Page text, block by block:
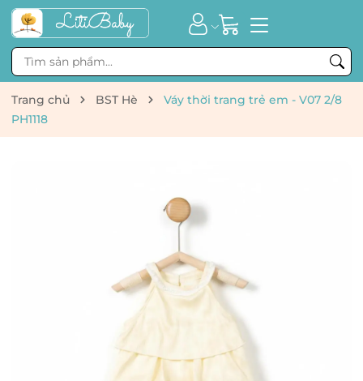
Trang chủ BST Hè
Váy thời trang trẻ em - V07 2/8
PH1118